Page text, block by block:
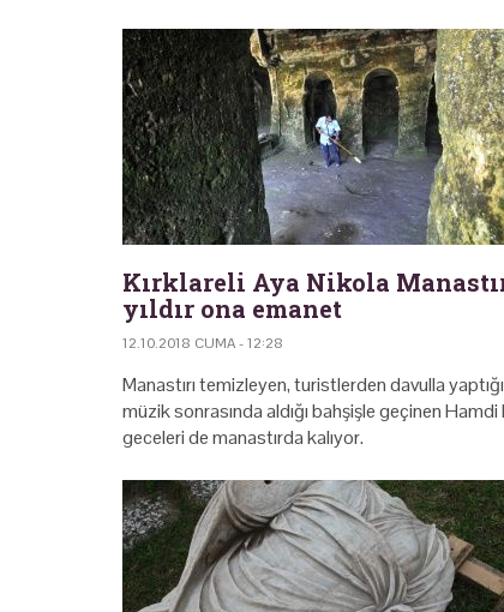
Kırklareli Aya Nikola
yıldır ona emanet
12.10.2018 CUMA - 12:28
Manastırı temizleyen, turistlerden davulla yaptığı
müzik sonrasında aldığı bahşişle geçinen Hamdi
geceleri de manastırda kalıyor.